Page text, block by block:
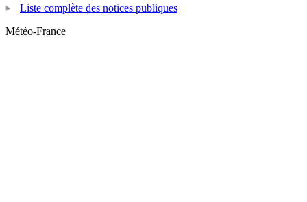
Liste complète des notices publiques
Météo-France